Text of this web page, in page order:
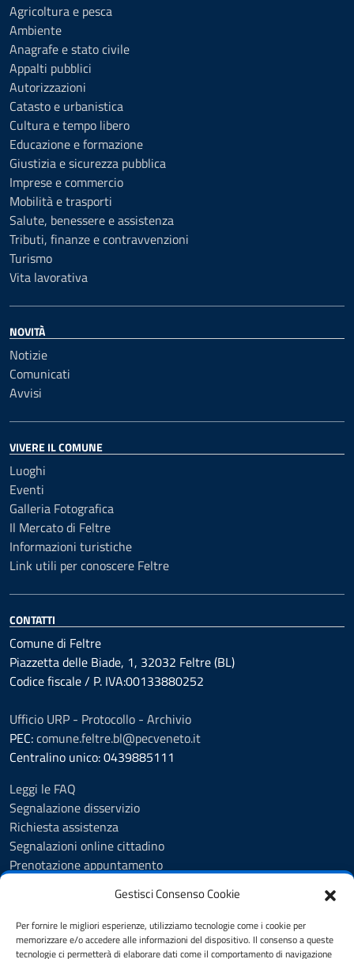
Gestisci Consenso Cookie
Per fornire le migliori esperienze, utilizziamo tecnologie come i cookie per
memorizzare e/o accedere alle informazioni del dispositivo. Il consenso a queste
tecnologie ci permetterà di elaborare dati come il comportamento di navigazione
Agricoltura e pesca
Ambiente
Anagrafe e stato civile
Appalti pubblici
Autorizzazioni
Catasto e urbanistica
Cultura e tempo libero
Educazione e formazione
Giustizia e sicurezza pubblica
Imprese e commercio
Mobilità e trasporti
Salute, benessere e assistenza
Tributi, finanze e contravvenzioni
Turismo
Vita lavorativa
NOVITÀ
Notizie
Comunicati
Avvisi
VIVERE IL COMUNE
Luoghi
Eventi
Galleria Fotografica
Il Mercato di Feltre
Informazioni turistiche
Link utili per conoscere Feltre
CONTATTI
Comune di Feltre
Piazzetta delle Biade, 1, 32032 Feltre (BL)
Codice fiscale / P. IVA:00133880252
Ufficio URP - Protocollo - Archivio
PEC:comune.feltre.bl@pecveneto.it
Centralino unico: 0439885111
Leggi le FAQ
Segnalazione disservizio
Richiesta assistenza
Segnalazioni online cittadino
Prenotazione appuntamento
Amministrazione trasparente
Informativa privacy